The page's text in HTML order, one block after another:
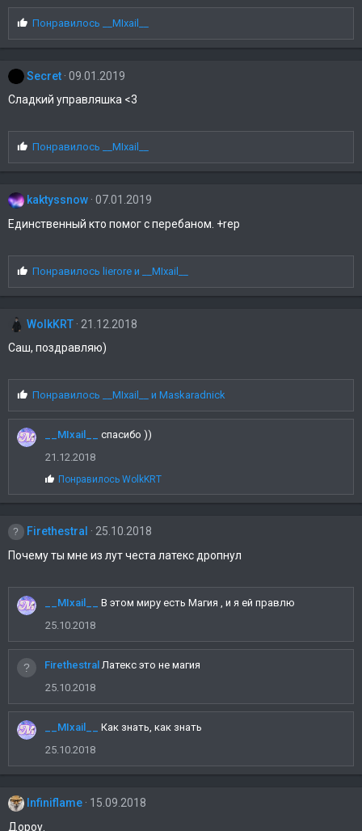
С
и
м
а
т
и
Понравилось __MIxail__
Secret 09.01.2019
Сладкий управляшка <3
С
и
м
а
т
Понравилось __MIxail__
kaktyssnow 07.01.2019
Единственный кто помог с перебаном. +rep
С
и
м
а
т
Понравилось lieroreи __MIxail__
WolkKRT
21.12.2018
Саш, поздравляю)
С
и
м
п
и
Понравилось __MIxail__ и Maskaradnick
__MIxail__
спасибо ))
21.12.2018
С
и
м
а
и
ПонравилосьWolkKRT
Firethestral
25.10.2018
Почему ты мне из лут честа латекс дропнул
__MIxail__
В этом миру есть Магия , и я ей правлю
25.10.2018
Firethestral Латекс это не магия
25.10.2018
__MIxail__
Как знать, как знать
25.10.2018
Infiniflame
15.09.2018
Дороу.